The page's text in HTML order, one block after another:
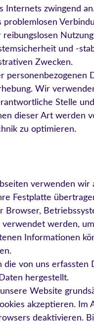
Internets zwingend
problemlosen
reibungslosen
und -
Zwecken.
personenbezogenen
Wir
Stelle
dieser Art werden
zu optimieren.
verwenden wir
Festplatte
Browser,
werden,
Informationen
die von uns
hergestellt.
Website
akzeptieren.
deaktivieren.